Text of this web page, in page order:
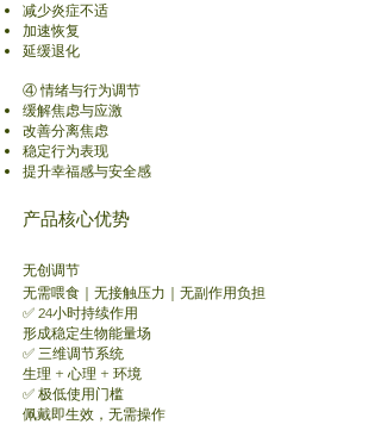
减少炎症不适
加速恢复
延缓退化
④ 情绪与行为调节
缓解焦虑与应激
改善分离焦虑
稳定行为表现
提升幸福感与安全感
产品核心优势
无创调节
无需喂食｜无接触压力｜无副作用负担
✅ 24小时持续作用
形成稳定生物能量场
✅ 三维调节系统
生理 + 心理 + 环境
✅ 极低使用门槛
佩戴即生效，无需操作